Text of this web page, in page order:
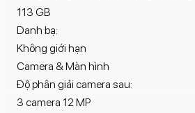
113 GB
Danh bạ:
Không giới hạn
Camera & Màn hình
Độ phân giải camera sau:
3 camera 12 MP